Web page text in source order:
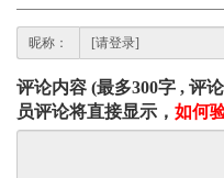
昵称：
评论内容 (最多300字 , 评
员评论将直接显示， 如何